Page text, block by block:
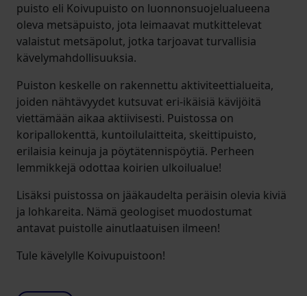
puisto eli Koivupuisto on luonnonsuojelualueena
oleva metsäpuisto, jota leimaavat mutkittelevat
valaistut metsäpolut, jotka tarjoavat turvallisia
kävelymahdollisuuksia.
Puiston keskelle on rakennettu aktiviteettialueita,
joiden nähtävyydet kutsuvat eri-ikäisiä kävijöitä
viettämään aikaa aktiivisesti. Puistossa on
koripallokenttä, kuntoilulaitteita, skeittipuisto,
erilaisia keinuja ja pöytätennispöytiä. Perheen
lemmikkejä odottaa koirien ulkoilualue!
Lisäksi puistossa on jääkaudelta peräisin olevia kiviä
ja lohkareita. Nämä geologiset muodostumat
antavat puistolle ainutlaatuisen ilmeen!
Tule kävelylle Koivupuistoon!